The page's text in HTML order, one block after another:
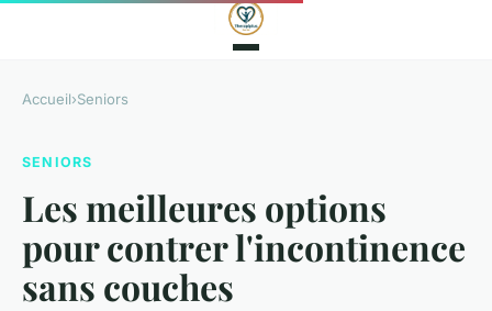
Accueil›Seniors
SENIORS
Les meilleures options
pour contrer l'incontinence
sans couches